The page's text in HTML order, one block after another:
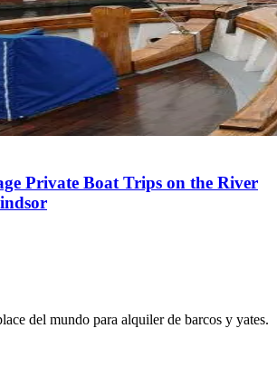
Private Boat Trips on the River
del mundo para alquiler de barcos y yates.